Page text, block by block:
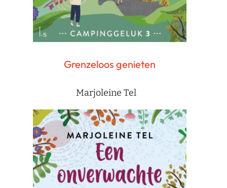
Grenzeloos genieten
Marjoleine Tel